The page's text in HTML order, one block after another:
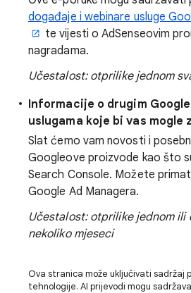
događaje i webinare usluge
te vijesti o AdSenseovim
nagradama.
Učestalost: otprilike jednom
Informacije o drugim
uslugama koje bi vas mogle
Slat ćemo vam novosti i
Googleove proizvode kao što
Search Console. Možete
Google Ad Managera.
Učestalost: otprilike jednom ili
nekoliko mjeseci
Ova stranica može uključivati sadržaj
tehnologije. AI prijevodi mogu